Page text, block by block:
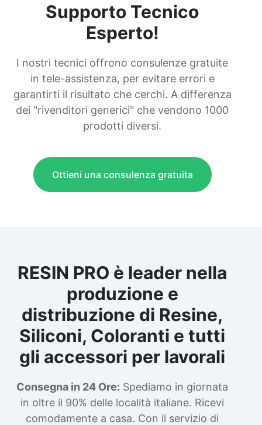
Supporto Tecnico
Esperto!
I nostri tecnici offrono consulenze gratuite
in tele-assistenza, per evitare errori e
garantirti il risultato che cerchi. A differenza
dei "rivenditori generici" che vendono 1000
prodotti diversi.
Ottieni una consulenza gratuita
RESIN PRO è leader nella
produzione e
distribuzione di Resine,
Siliconi, Coloranti e tutti
gli accessori per lavorali
Consegna in 24 Ore: Spediamo in giornata
in oltre il 90% delle località italiane. Ricevi
comodamente a casa. Con il servizio di